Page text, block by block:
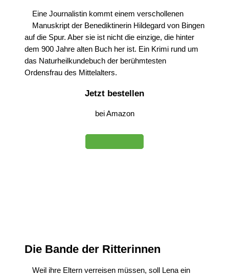
Eine Journalistin kommt einem verschollenen
Manuskript der Benediktinerin Hildegard von Bingen
auf die Spur. Aber sie ist nicht die einzige, die hinter
dem 900 Jahre alten Buch her ist. Ein Krimi rund um
das Naturheilkundebuch der berühmtesten
Ordensfrau des Mittelalters.
Jetzt bestellen
bei Amazon
Die Bande der Ritterinnen
Weil ihre Eltern verreisen müssen, soll Lena ein